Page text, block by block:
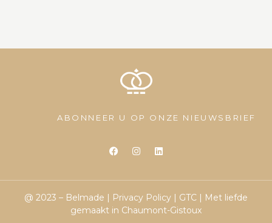
ABONNEER U OP ONZE NIEUWSBRIEF
@ 2023 – Belmade | Privacy Policy GTC | Met liefde
gemaakt in Chaumont-Gistoux